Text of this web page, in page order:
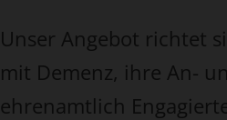
Unser Angebot richtet
mit Demenz, ihre An-
ehrenamtlich